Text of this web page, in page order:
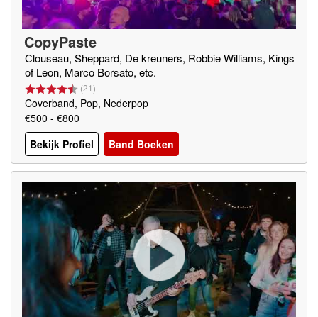
CopyPaste
Clouseau, Sheppard, De kreuners, Robbie Williams, Kings
of Leon, Marco Borsato, etc.
(21)
Coverband, Pop, Nederpop
€500 - €800
Bekijk Profiel
Band Boeken